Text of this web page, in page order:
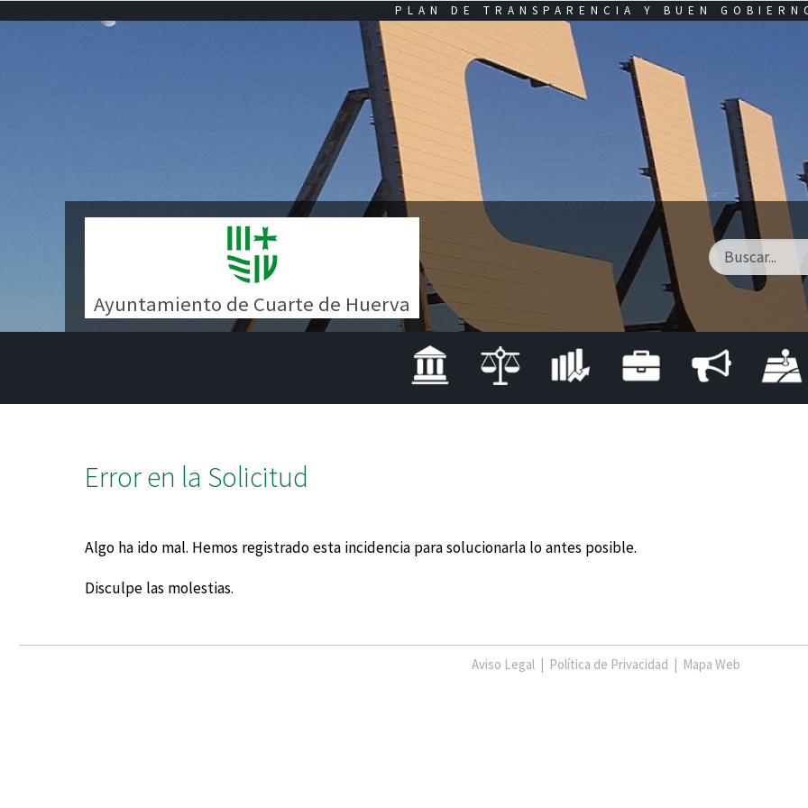
PLAN DE TRANSPARENCIA Y BUEN
Ayuntamiento de Cuarte de Huerva
Error en la Solicitud
Algo ha ido mal. Hemos registrado esta incidencia para solucionarla lo antes posible.
Disculpe las molestias.
Aviso Legal | Política de Privacidad | Mapa Web